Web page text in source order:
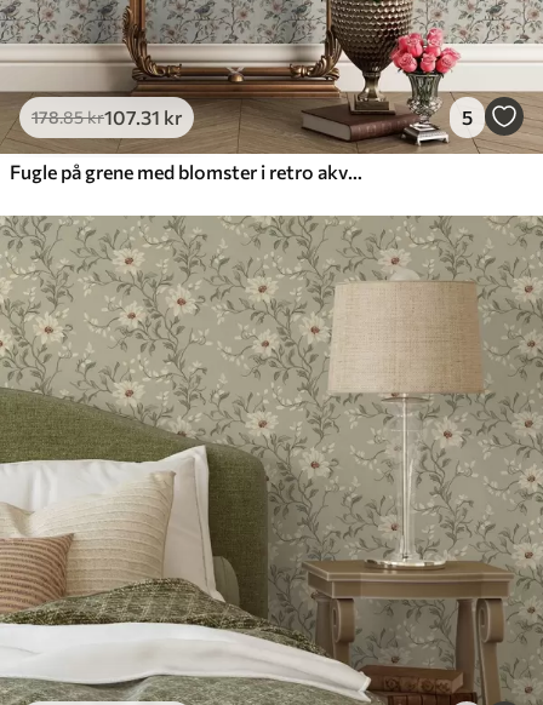
178.85kr107.31 kr 5
Fugle på grene med blomster i retro akvarel-stil